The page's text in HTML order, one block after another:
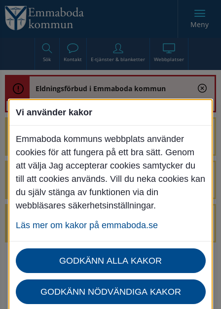
Sök Kontakt E-tjänster & blanketter Webbplatser
Meny
Eldningsförbud i Emmaboda kommun
renoveringen av Bjurbäcksbron
Tillfälliga avstängningar på Centrumtorget
v. 25-34
avstängda.
Startsida Emmaboda kommun - Nyhetsarkiv
Nyhetsarkiv
Vi använder kakor
Emmaboda kommuns webbplats använder
cookies för att fungera på ett bra sätt. Genom
att välja Jag accepterar cookies samtycker du
till att cookies används. Vill du neka cookies kan
du själv stänga av funktionen via din
webbläsares säkerhetsinställningar.
Läs mer om kakor på emmaboda.se
GODKÄNN ALLA KAKOR
GODKÄNN NÖDVÄNDIGA KAKOR